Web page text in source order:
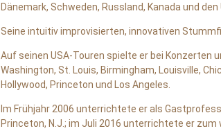
Dänemark, Schweden, Russland, Kanada und den
Seine intuitiv improvisierten, innovativen
Auf seinen USA-Touren spielte er bei Konzerten
Washington, St. Louis, Birmingham, Louisville,
Hollywood, Princeton und Los Angeles.
Im Frühjahr 2006 unterrichtete er als
Princeton, N.J.; im Juli 2016 unterrichtete er